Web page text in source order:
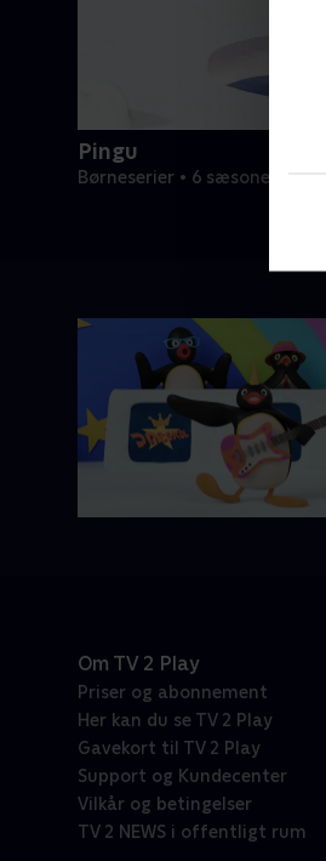
Pingu
Børneserier • 6 sæsoner
Om TV 2 Play
Priser og abonnement
Her kan du se TV 2 Play
Gavekort til TV 2 Play
Support og Kundecenter
Vilkår og betingelser
TV 2 NEWS i offentligt rum